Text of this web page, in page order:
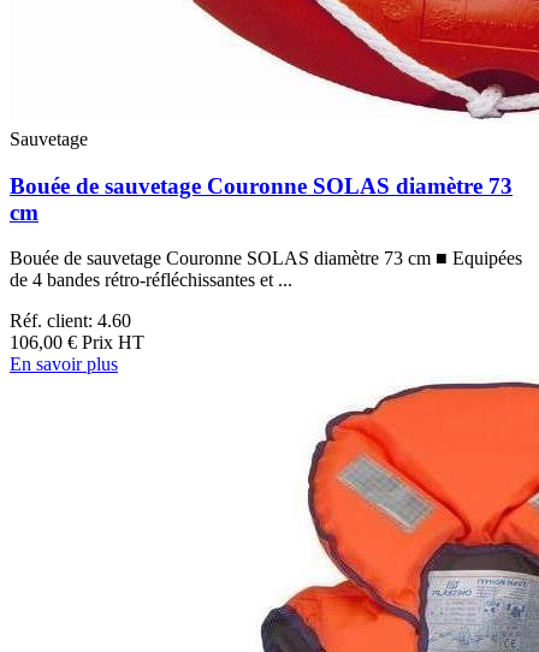
Sauvetage
Bouée de sauvetage Couronne SOLAS diamètre 73
cm
Bouée de sauvetage Couronne SOLAS diamètre 73 cm ■ Equipées
de 4 bandes rétro-réfléchissantes et ...
Réf. client: 4.60
106,00 € Prix HT
En savoir plus